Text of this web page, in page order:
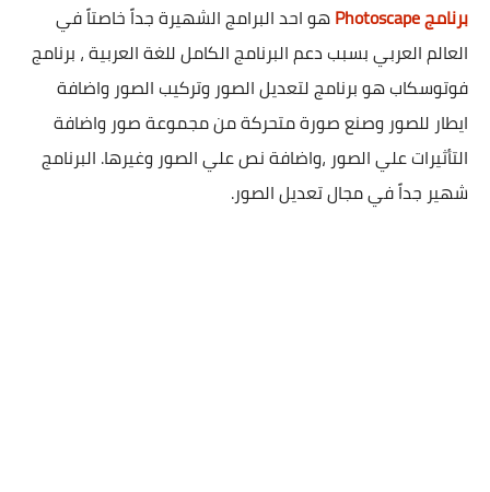
برنامج Photoscape
هو احد البرامج الشهيرة جداً خاصتاً في
العالم العربي بسبب دعم البرنامج الكامل للغة العربية ، برنامج
فوتوسكاب هو برنامج لتعديل الصور وتركيب الصور واضافة
ايطار للصور وصنع صورة متحركة من مجموعة صور واضافة
التأثيرات علي الصور ،واضافة نص علي الصور وغيرها. البرنامج
شهير جداً في مجال تعديل الصور.